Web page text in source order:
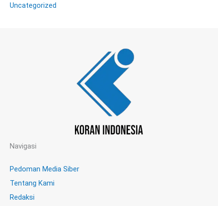
Uncategorized
Navigasi
Pedoman Media Siber
Tentang Kami
Redaksi